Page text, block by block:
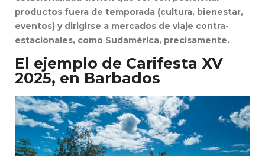
productos fuera de temporada (cultura, bienestar,
eventos) y dirigirse a mercados de viaje contra-
estacionales, como Sudamérica, precisamente.
El ejemplo de Carifesta XV
2025, en Barbados